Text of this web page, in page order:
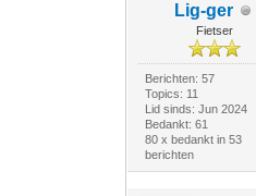
Lig-ger
Fietser
Berichten: 57
Topics: 11
Lid sinds: Jun 2024
Bedankt: 61
80 x bedankt in 53
berichten